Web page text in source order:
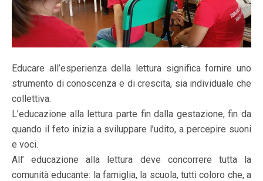
Educare all’esperienza della lettura significa fornire uno
strumento di conoscenza e di crescita, sia individuale che
collettiva.
L’educazione alla lettura parte fin dalla gestazione, fin da
quando il feto inizia a sviluppare l’udito, a percepire suoni
e voci.
All’ educazione alla lettura deve concorrere tutta la
comunità educante: la famiglia, la scuola, tutti coloro che, a